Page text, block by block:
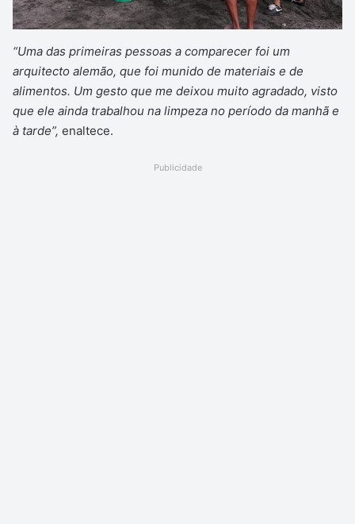
“Uma das primeiras pessoas a comparecer foi um
arquitecto alemão, que foi munido de materiais e de
alimentos. Um gesto que me deixou muito agradado, visto
que ele ainda trabalhou na limpeza no período da manhã e
à tarde”, enaltece.
Publicidade